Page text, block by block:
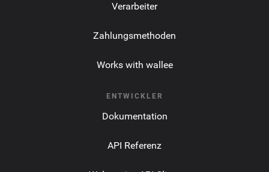
Verarbeiter
Zahlungsmethoden
Works with wallee
ENTWICKLER
Dokumentation
API Referenz